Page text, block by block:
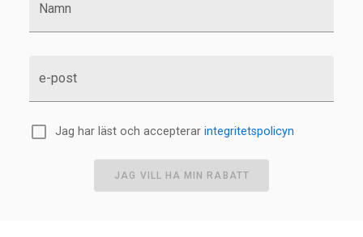
Namn
e-post
Jag har läst och accepterar integritetspolicyn
JAG VILL HA MIN RABATT